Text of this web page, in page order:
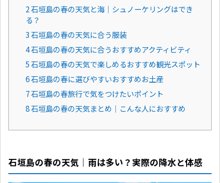
2 石垣島の春の天気と海｜シュノーケリングはでき
る？
3 石垣島の春の天気に合う服装
4 石垣島の春の天気に合うおすすめアクティビティ
5 石垣島の春の天気で楽しめるおすすめ観光スポット
6 石垣島の春に選びやすいおすすめお土産
7 石垣島の春旅行で気をつけたいポイント
8 石垣島の春の天気まとめ｜こんな人におすすめ
石垣島の春の天気｜雨は多い？実際の降水と体感